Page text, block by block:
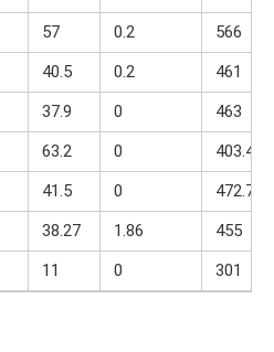
57 0.2
566
40.5 0.2
461
37.9 0
463
63.2 0
403.4
41.5 0
472.7
38.27 1.86
455
11 0 301